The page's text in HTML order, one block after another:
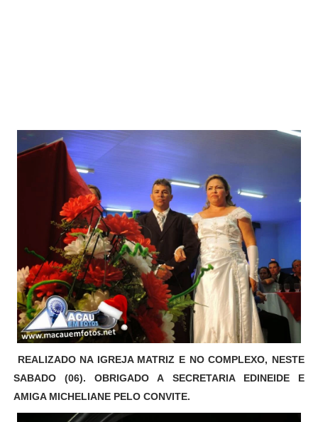
REALIZADO NA IGREJA MATRIZ E NO COMPLEXO, NESTE
SABADO (06). OBRIGADO A SECRETARIA EDINEIDE E
AMIGA MICHELIANE PELO CONVITE.